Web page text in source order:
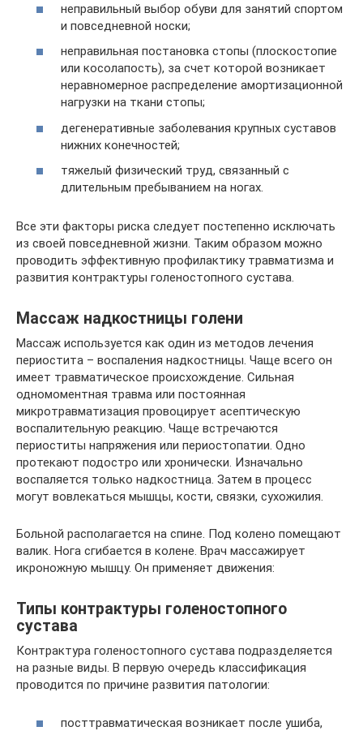
неправильный выбор обуви для занятий спортом
и повседневной носки;
неправильная постановка стопы (плоскостопие
или косолапость), за счет которой возникает
неравномерное распределение амортизационной
нагрузки на ткани стопы;
дегенеративные заболевания крупных суставов
нижних конечностей;
тяжелый физический труд, связанный с
длительным пребыванием на ногах.
Все эти факторы риска следует постепенно исключать
из своей повседневной жизни. Таким образом можно
проводить эффективную профилактику травматизма и
развития контрактуры голеностопного сустава.
Массаж надкостницы голени
Массаж используется как один из методов лечения
периостита – воспаления надкостницы. Чаще всего он
имеет травматическое происхождение. Сильная
одномоментная травма или постоянная
микротравматизация провоцирует асептическую
воспалительную реакцию. Чаще встречаются
периоститы напряжения или периостопатии. Одно
протекают подостро или хронически. Изначально
воспаляется только надкостница. Затем в процесс
могут вовлекаться мышцы, кости, связки, сухожилия.
Больной располагается на спине. Под колено помещают
валик. Нога сгибается в колене. Врач массажирует
икроножную мышцу. Он применяет движения:
Типы контрактуры голеностопного
сустава
Контрактура голеностопного сустава подразделяется
на разные виды. В первую очередь классификация
проводится по причине развития патологии:
посттравматическая возникает после ушиба,